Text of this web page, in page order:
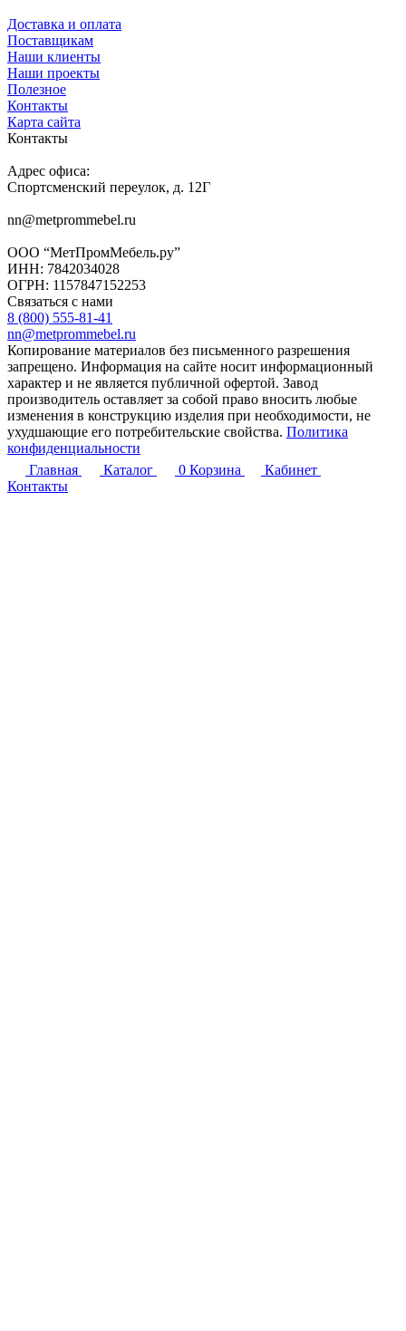
Доставка и оплата
Поставщикам
Наши клиенты
Наши проекты
Полезное
Контакты
Карта сайта
Контакты
Адрес офиса:
Спортсменский переулок, д. 12Г
nn@metprommebel.ru
ООО “МетПромМебель.ру”
ИНН: 7842034028
ОГРН: 1157847152253
Связаться с нами
8 (800) 555-81-41
nn@metprommebel.ru
Копирование материалов без письменного разрешения
запрещено. Информация на сайте носит информационный
характер и не является публичной офертой. Завод
производитель оставляет за собой право вносить любые
изменения в конструкцию изделия при необходимости, не
ухудшающие его потребительские свойства. Политика
конфиденциальности
Главная
Каталог 0 Корзина
Кабинет
Контакты